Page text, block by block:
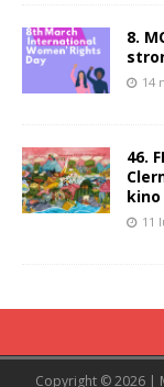
8.
14
46.
11
Copyright © 2026 |